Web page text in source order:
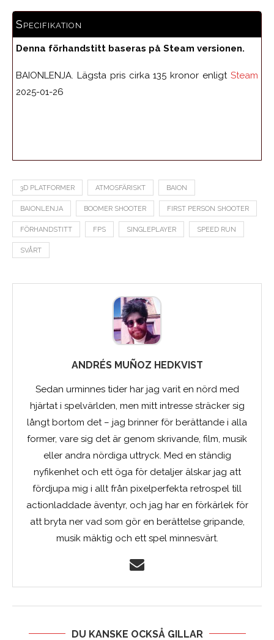
Specifikation
Denna förhandstitt baseras på Steam versionen.
BAIONLENJA. Lägsta pris cirka 135 kronor enligt Steam
2025-01-26
3D PLATFORMER ATMOSFÄRISKT BAION
BAIONLENJA BOOMER SHOOTER FIRST PERSON SHOOTER
FÖRHANDSTITT FPS SINGLEPLAYER SPEED RUN
SVÅRT
ANDRÉS MUÑOZ HEDKVIST
Sedan urminnes tider har jag varit en nörd med
hjärtat i spelvärlden, men mitt intresse sträcker sig
långt bortom det – jag brinner för berättande i alla
former, vare sig det är genom skrivande, film, musik
eller andra nördiga uttryck. Med en ständig
nyfikenhet och ett öga för detaljer älskar jag att
fördjupa mig i allt från pixelperfekta retrospel till
actionladdade äventyr, och jag har en förkärlek för
att bryta ner vad som gör en berättelse gripande,
musik mäktig och ett spel minnesvärt.
DU KANSKE OCKSÅ GILLAR